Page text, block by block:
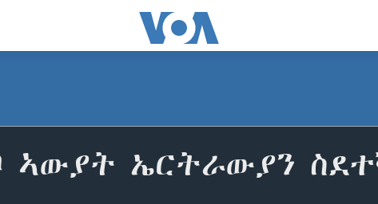
ኣውያት ኤርትራውያን